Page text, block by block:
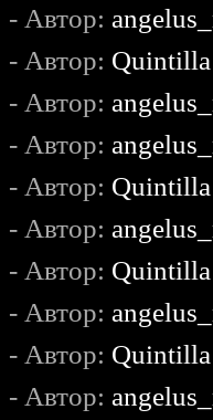
- Автор:
- Автор: Quintilla
- Автор:
- Автор:
- Автор: Quintilla
- Автор:
- Автор: Quintilla
- Автор:
- Автор: Quintilla
- Автор: